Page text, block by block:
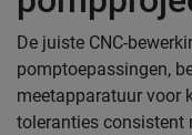
De juiste CNC-
pomptoepassingen,
meetapparatuur voor
toleranties consistent